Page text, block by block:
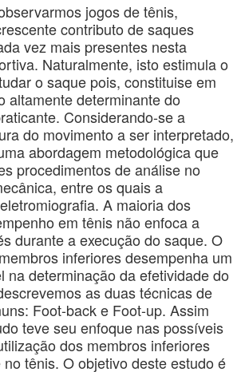
jogos de tênis,
contributo de saques
vez mais presentes nesta
Naturalmente, isto estimula o
o saque pois, constituise em
altamente determinante do
Considerando-se a
do movimento a ser interpretado,
abordagem metodológica que
procedimentos de análise no
entre os quais a
A maioria dos
em tênis não enfoca a
durante a execução do saque. O
inferiores desempenha um
na determinação da efetividade do
as duas técnicas de
Foot-back e Foot-up. Assim
teve seu enfoque nas possíveis
dos membros inferiores
tênis. O objetivo deste estudo é